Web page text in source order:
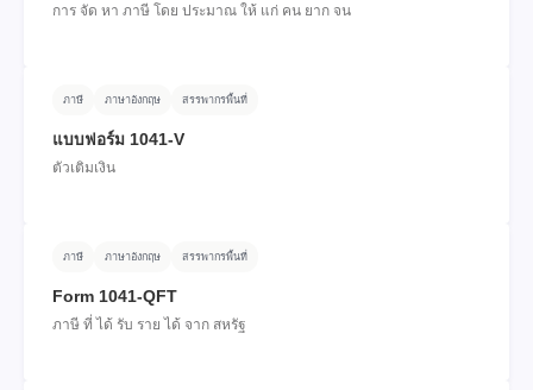
การ จัด หา ภาษี โดย ประมาณ ให้ แก่ คน ยาก จน
ภาษี ภาษาอังกฤษ สรรพากรพื้นที่
แบบฟอร์ม 1041-V
ตัวเติมเงิน
ภาษี ภาษาอังกฤษ สรรพากรพื้นที่
Form 1041-QFT
ภาษี ที่ ได้ รับ ราย ได้ จาก สหรัฐ